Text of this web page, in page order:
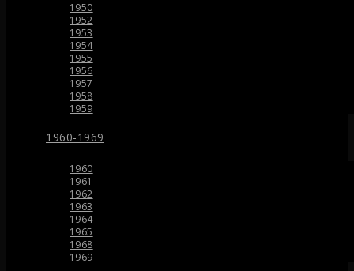
1950
1952
1953
1954
1955
1956
1957
1958
1959
1960-1969
1960
1961
1962
1963
1964
1965
1968
1969